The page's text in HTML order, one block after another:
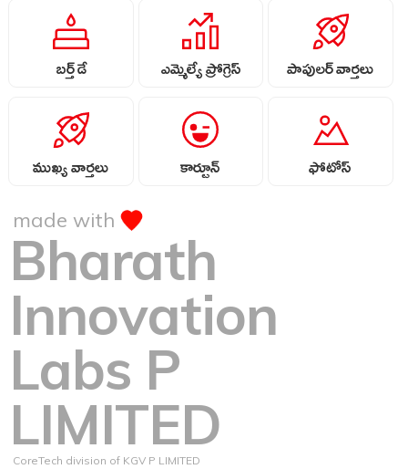
బర్త్ డే ఎమ్మెల్యే ప్రోగ్రెస్ పాపులర్ వార్తలు
ముఖ్య వార్తలు కార్టూన్ ఫోటోస్
made with
Bharath
Innovation
Labs P
LIMITED
CoreTech division of KGV P LIMITED